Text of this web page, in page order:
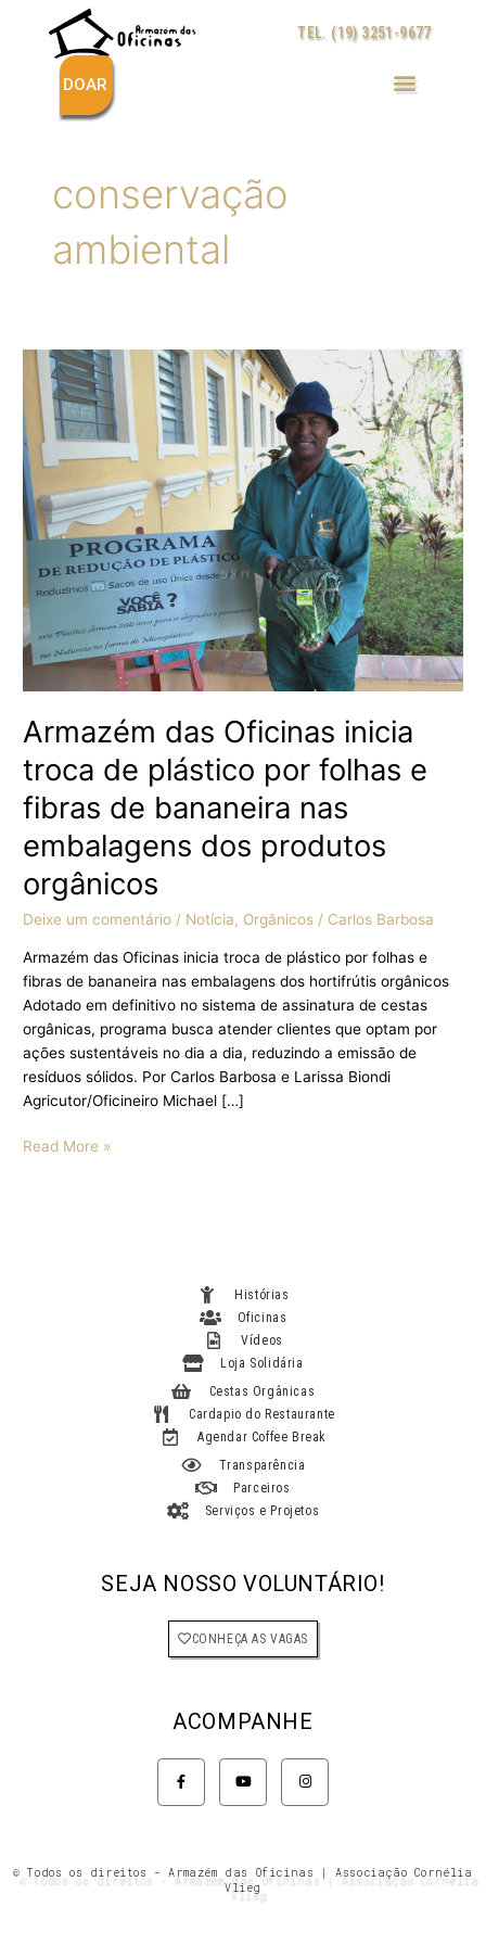
conteúdo
TEL. (19) 3251-9677
DOAR
conservação
ambiental
Armazém das Oficinas inicia
troca de plástico por folhas e
fibras de bananeira nas
embalagens dos produtos
orgânicos
Deixe um comentário / Notícia, Orgânicos / Carlos Barbosa
Armazém das Oficinas inicia troca de plástico por folhas e
fibras de bananeira nas embalagens dos hortifrútis orgânicos
Adotado em definitivo no sistema de assinatura de cestas
orgânicas, programa busca atender clientes que optam por
ações sustentáveis no dia a dia, reduzindo a emissão de
resíduos sólidos. Por Carlos Barbosa e Larissa Biondi
Agricutor/Oficineiro Michael […]
Armazém
das
Oficinas
inicia
troca
de
plástico
por
fibras
de
bananeira
nas
embalagens
dos
produtos
orgânicos
Read More »
Histórias
Oficinas
Vídeos
Loja Solidária
Cestas Orgânicas
Cardapio do Restaurante
Agendar Coffee Break
Transparência
Parceiros
Serviços e Projetos
SEJA NOSSO VOLUNTÁRIO!
CONHEÇA AS VAGAS
ACOMPANHE
F
a
c
e
-
Y
o
u
t
I
n
s
t
m
© Todos os direitos - Armazém das Oficinas | Associação Cornélia
Vlieg